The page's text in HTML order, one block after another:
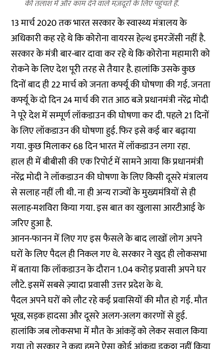
की तलाश में और काम देने वाले मज़दूरों के लिए पहुंचते हैं.
13 मार्च 2020 तक भारत सरकार के स्वास्थ्य मंत्रालय के
अधिकारी कह रहे थे कि कोरोना वायरस हेल्थ इमरजेंसी नहीं है.
सरकार के मंत्री बार-बार दावा कर रहे थे कि कोरोना महामारी को
रोकने के लिए देश पूरी तरह से तैयार है. हालांकि उसके कुछ
दिनों बाद ही 22 मार्च को जनता कर्फ्यू की घोषणा की गई. जनता
कर्फ्यू के दो दिन 24 मार्च की रात आठ बजे प्रधानमंत्री नरेंद्र मोदी
ने पूरे देश में सम्पूर्ण लॉकडाउन की घोषणा कर दी. पहले 21 दिनों
के लिए लॉकडाउन की घोषणा हुई. फिर इसे कई बार बढ़ाया
गया. कुछ मिलाकर 68 दिन भारत में लॉकडाउन लगा रहा.
हाल ही में बीबीसी की एकरिपोर्टमें सामने आया कि प्रधानमंत्री
नरेंद्र मोदी ने लॉकडाउन की घोषणा के लिए किसी दूसरे मंत्रालय
से सलाह नहीं ली थी. ना ही अन्य राज्यों के मुख्यमंत्रियों से ही
सलाह-मशविरा किया गया. इस बात का खुलासा आरटीआई के
जरिए हुआ है.
आनन-फानन में लिए गए इस फैसले के बाद लाखों लोग अपने
घरों के लिए पैदल ही निकल गए थे. सरकार ने खुद ही लोकसभा
में बताया कि लॉकडाउन के दौरान 1.04 करोड़ प्रवासी अपने घर
लौटे. इसमें सबसे ज़्यादा प्रवासी उत्तर प्रदेश के थे.
पैदल अपने घरों को लौट रहे कई प्रवासियों की मौत हो गई. मौत
भूख, सड़क हादसा और दूसरे अलग-अलग कारणों से हुई.
हालांकि जब लोकसभा में मौत के आंकड़ें को लेकर सवाल किया